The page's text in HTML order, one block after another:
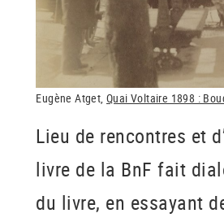
Eugène Atget,Quai Voltaire 1898 :
Lieu de rencontres et
livre de la BnF fait
du livre, en essayant